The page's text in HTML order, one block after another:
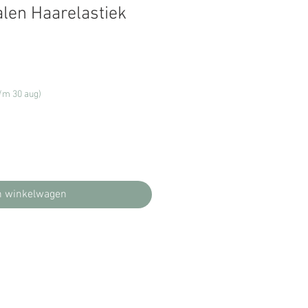
Haarelastiek
30 aug)
winkelwagen